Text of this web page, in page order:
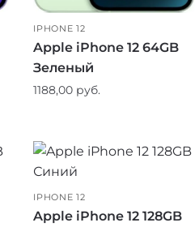
IPHONE 12
Apple iPhone 12 64GB
Зеленый
1188,00 руб.
IPHONE 12
Apple iPhone 12 128GB